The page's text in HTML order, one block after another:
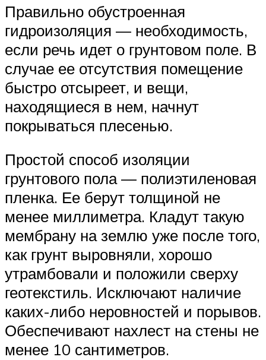
Правильно обустроенная
гидроизоляция — необходимость,
если речь идет о грунтовом поле. В
случае ее отсутствия помещение
быстро отсыреет, и вещи,
находящиеся в нем, начнут
покрываться плесенью.
Простой способ изоляции
грунтового пола — полиэтиленовая
пленка. Ее берут толщиной не
менее миллиметра. Кладут такую
мембрану на землю уже после того,
как грунт выровняли, хорошо
утрамбовали и положили сверху
геотекстиль. Исключают наличие
каких-либо неровностей и порывов.
Обеспечивают нахлест на стены не
менее 10 сантиметров.